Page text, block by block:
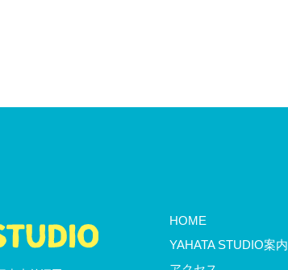
HOME
YAHATA STUDIO案内